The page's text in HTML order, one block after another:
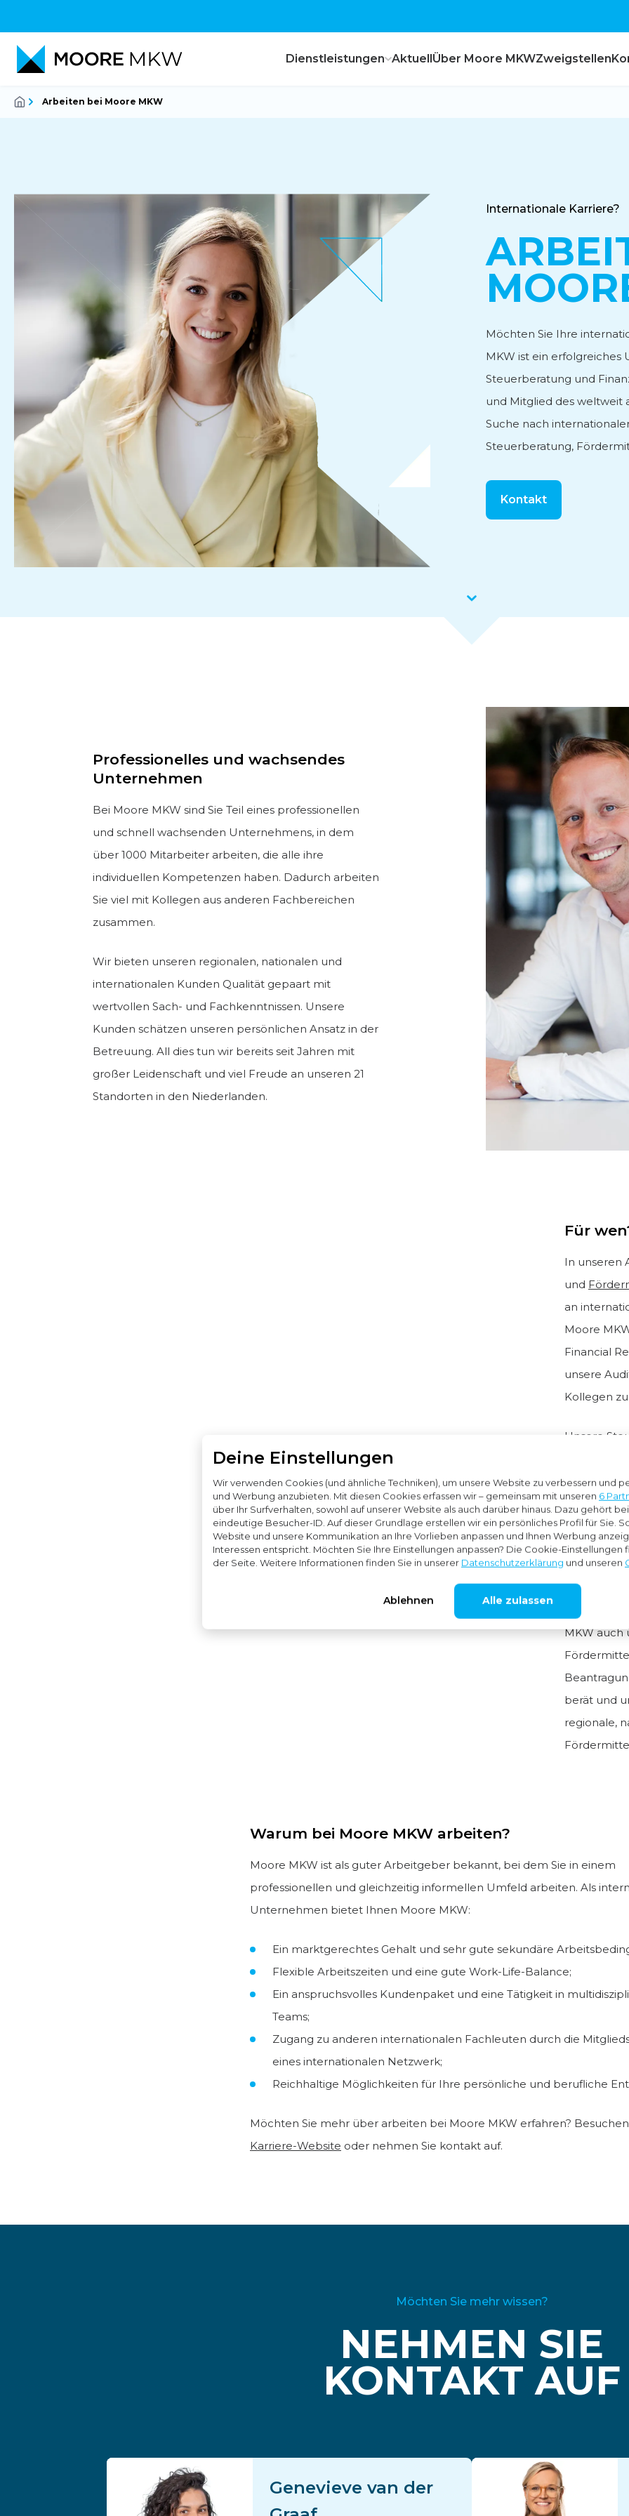
Deine Einstellungen
Wir verwenden Cookies (und ähnliche Techniken), um unsere Website zu verbessern und
und Werbung anzubieten. Mit diesen Cookies erfassen wir – gemeinsam mit unseren 6
über Ihr Surfverhalten, sowohl auf unserer Website als auch darüber hinaus. Dazu gehört
eindeutige Besucher-ID. Auf dieser Grundlage erstellen wir ein persönliches Profil für Sie.
Website und unsere Kommunikation an Ihre Vorlieben anpassen und Ihnen Werbung
Interessen entspricht. Möchten Sie Ihre Einstellungen anpassen? Die Cookie-Einstellungen
der Seite. Weitere Informationen finden Sie in unserer Datenschutzerklärung und unseren
Ablehnen Alle zulassen
Dienstleistungen
Steuerberatung
Corporate Finance
Personal- und Lohnberatung
Fördermittelberatung
Internationale Geschäfte
AktuellÜber Moore MKWZweigstellen
Arbeiten bei Moore MKW
Internationale Karriere?
Möchten Sie Ihre
MKW ist ein
Steuerberatung und
und Mitglied des weltweit
Suche nach
Steuerberatung,
Kontakt
Professionelles und wachsendes
Unternehmen
Bei Moore MKW sind Sie Teil eines professionellen
und schnell wachsenden Unternehmens, in dem
über 1000 Mitarbeiter arbeiten, die alle ihre
individuellen Kompetenzen haben. Dadurch arbeiten
Sie viel mit Kollegen aus anderen Fachbereichen
zusammen.
Wir bieten unseren regionalen, nationalen und
internationalen Kunden Qualität gepaart mit
wertvollen Sach- und Fachkenntnissen. Unsere
Kunden schätzen unseren persönlichen Ansatz in der
Betreuung. All dies tun wir bereits seit Jahren mit
großer Leidenschaft und viel Freude an unseren 21
Standorten in den Niederlanden.
Für
In unseren
und
an
Moore
Financial
unsere
Kollegen
Unsere
zu
oder aber
Neben
MKW auch
berät und
regionale,
Warum bei Moore MKW arbeiten?
Moore MKW ist als guter Arbeitgeber bekannt, bei dem Sie in einem
professionellen und gleichzeitig informellen Umfeld arbeiten. Als
Unternehmen bietet Ihnen Moore MKW:
Ein marktgerechtes Gehalt und sehr gute sekundäre
Flexible Arbeitszeiten und eine gute Work-Life-Balance;
Ein anspruchsvolles Kundenpaket und eine Tätigkeit in
Teams;
Zugang zu anderen internationalen Fachleuten durch die
eines internationalen Netzwerk;
Reichhaltige Möglichkeiten für Ihre persönliche und berufliche
Möchten Sie mehr über arbeiten bei Moore MKW erfahren?
Karriere-Website oder nehmen Sie kontakt auf.
NEHMEN SIE
KONTAKT AUF
Möchten Sie mehr wissen?
Genevieve van der